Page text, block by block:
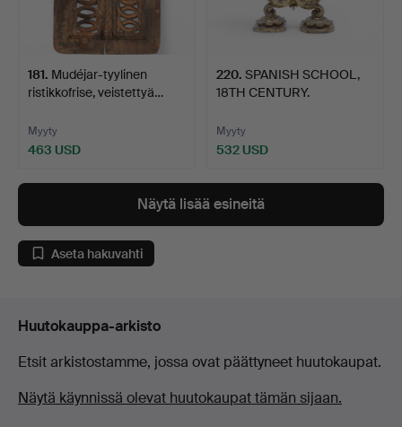
181. Mudéjar-tyylinen
ristikkofrise, veistettyä…
Myyty
463 USD
220. SPANISH SCHOOL,
18TH CENTURY.
Myyty
532 USD
Näytä lisää esineitä
Aseta hakuvahti
Huutokauppa-arkisto
Etsit arkistostamme, jossa ovat päättyneet huutokaupat.
Näytä käynnissä olevat huutokaupat tämän sijaan.